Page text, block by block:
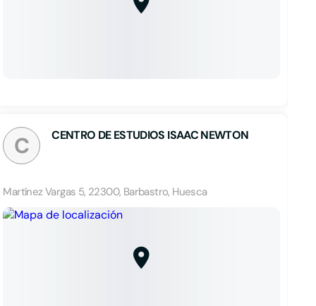
C CENTRO DE ESTUDIOS ISAAC NEWTON
Martínez Vargas 5, 22300, Barbastro, Huesca